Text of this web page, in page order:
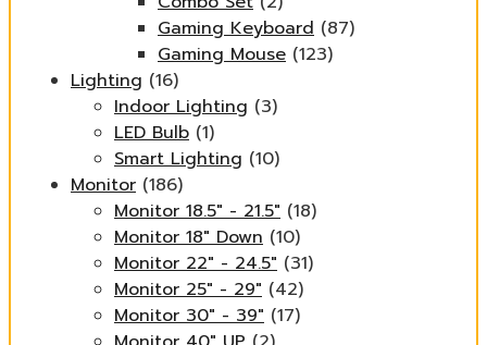
Gaming Keyboard (87)
Gaming Mouse (123)
Lighting (16)
Indoor Lighting (3)
LED Bulb (1)
Smart Lighting (10)
Monitor (186)
Monitor 18.5" - 21.5" (18)
Monitor 18" Down (10)
Monitor 22" - 24.5" (31)
Monitor 25" - 29" (42)
Monitor 30" - 39" (17)